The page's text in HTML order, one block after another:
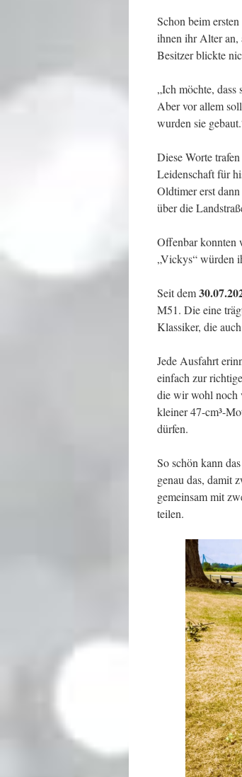
Schon beim
ihnen ihr Alter an,
Besitzer blickte
„Ich möchte, dass
Aber vor allem
wurden sie
Diese Worte
Leidenschaft für
Oldtimer erst
über die
Offenbar konnten
„Vickys“ würden
Seit dem
M51. Die eine
Klassiker, die
Jede Ausfahrt
einfach zur
die wir wohl noch
kleiner 47-cm³-
dürfen.
So schön kann
genau das, damit
gemeinsam mit
teilen.